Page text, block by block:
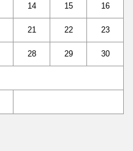
14 15 16
21 22 23
28 29 30